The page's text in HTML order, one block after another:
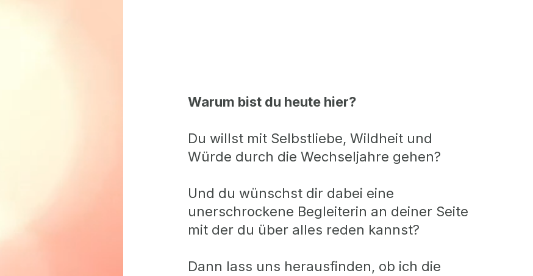
Warum bist du heute hier?
Du willst mit Selbstliebe, Wildheit und
Würde durch die Wechseljahre gehen?
Und du wünschst dir dabei eine
unerschrockene Begleiterin an deiner Seite
mit der du über alles reden kannst?
Dann lass uns herausfinden, ob ich die